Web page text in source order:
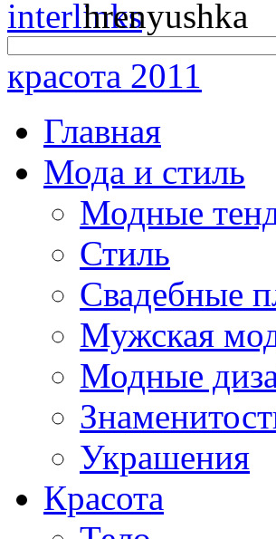
красота 2011
Главная
Мода и стиль
Модные
Стиль
Свадебные
Мужская
Модные
Украшения
Красота